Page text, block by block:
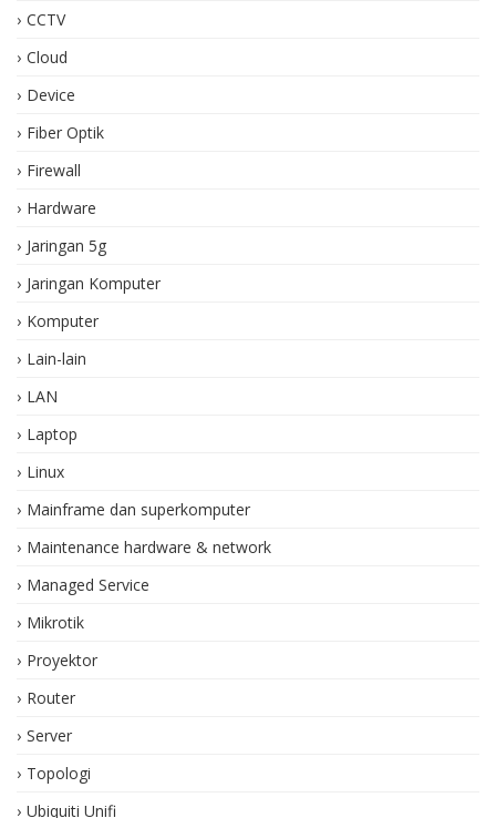
CCTV
Cloud
Device
Fiber Optik
Firewall
Hardware
Jaringan 5g
Jaringan Komputer
Komputer
Lain-lain
LAN
Laptop
Linux
Mainframe dan superkomputer
Maintenance hardware & network
Managed Service
Mikrotik
Proyektor
Router
Server
Topologi
Ubiquiti Unifi